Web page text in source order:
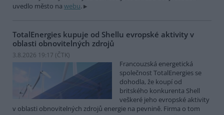
uvedlo město na webu.
TotalEnergies kupuje od Shellu evropské aktivity v
oblasti obnovitelných zdrojů
3.8.2026 19:17 (ČTK)
Francouzská energetická
společnost TotalEnergies se
dohodla, že koupí od
britského konkurenta Shell
veškeré jeho evropské aktivity
v oblasti obnovitelných zdrojů energie na pevnině. Firma o tom